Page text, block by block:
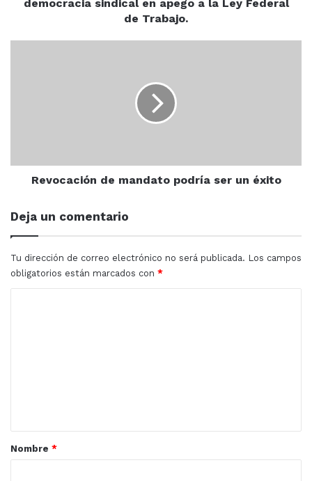
paridad,
Trabajo.
democracia sindical en apego a la Ley Federal
de Trabajo.
Revocación de mandato podría ser un éxito
Deja un comentario
Tu dirección de correo electrónico no será publicada. Los campos
obligatorios están marcados con *
rNombre *